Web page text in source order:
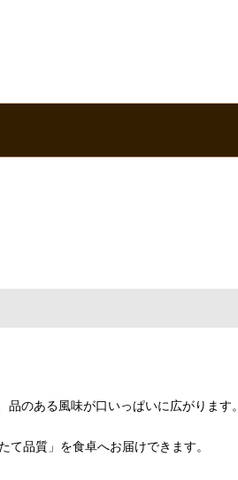
のある風味が口いっぱいに広がります。
品質」を食卓へお届けできます。